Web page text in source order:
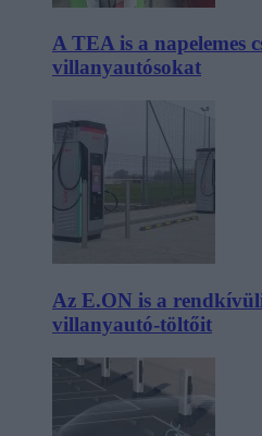
A TEA is a napelemes
villanyautósokat
Az E.ON is a
villanyautó-töltőit